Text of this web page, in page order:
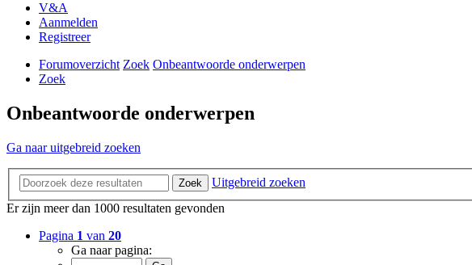
V&A
Aanmelden
Registreer
Forumoverzicht Zoek Onbeantwoorde onderwerpen
Zoek
Onbeantwoorde onderwerpen
Ga naar uitgebreid zoeken
Zoek
Uitgebreid zoeken
Er zijn meer dan 1000 resultaten gevonden
Pagina 1 van 20
Ga naar pagina: